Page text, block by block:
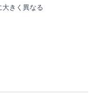
きく異なる